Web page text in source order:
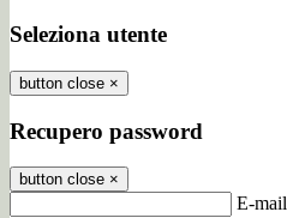
Seleziona utente
button close ×
Recupero password
button close ×
E-mail